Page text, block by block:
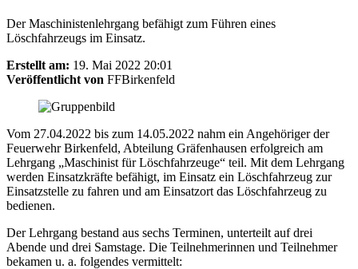
Der Maschinistenlehrgang befähigt zum Führen eines
Löschfahrzeugs im Einsatz.
Erstellt am: 19. Mai 2022 20:01
Veröffentlicht von FFBirkenfeld
Vom 27.04.2022 bis zum 14.05.2022 nahm ein Angehöriger der
Feuerwehr Birkenfeld, Abteilung Gräfenhausen erfolgreich am
Lehrgang „Maschinist für Löschfahrzeuge“ teil. Mit dem Lehrgang
werden Einsatzkräfte befähigt, im Einsatz ein Löschfahrzeug zur
Einsatzstelle zu fahren und am Einsatzort das Löschfahrzeug zu
bedienen.
Der Lehrgang bestand aus sechs Terminen, unterteilt auf drei
Abende und drei Samstage. Die Teilnehmerinnen und Teilnehmer
bekamen u. a. folgendes vermittelt: